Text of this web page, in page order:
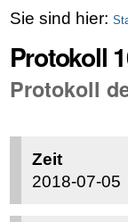
Sie sind hier:
Protokoll
Protokoll
Zeit
2018-07-05